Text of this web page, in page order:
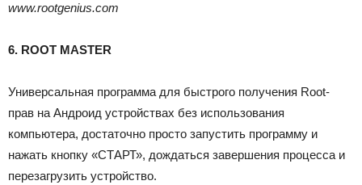
www.rootgenius.com
6. ROOT MASTER
Универсальная программа для быстрого получения Root-
прав на Андроид устройствах без использования
компьютера, достаточно просто запустить программу и
нажать кнопку «СТАРТ», дождаться завершения процесса и
перезагрузить устройство.